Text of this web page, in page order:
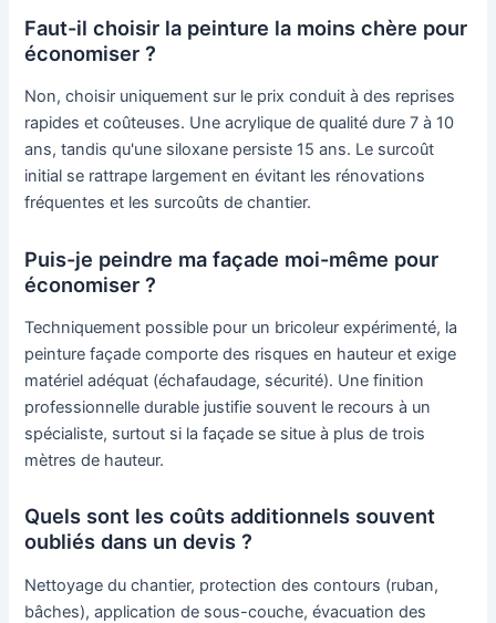
Faut-il choisir la peinture la moins chère pour
économiser ?
Non, choisir uniquement sur le prix conduit à des reprises
rapides et coûteuses. Une acrylique de qualité dure 7 à 10
ans, tandis qu'une siloxane persiste 15 ans. Le surcoût
initial se rattrape largement en évitant les rénovations
fréquentes et les surcoûts de chantier.
Puis-je peindre ma façade moi-même pour
économiser ?
Techniquement possible pour un bricoleur expérimenté, la
peinture façade comporte des risques en hauteur et exige
matériel adéquat (échafaudage, sécurité). Une finition
professionnelle durable justifie souvent le recours à un
spécialiste, surtout si la façade se situe à plus de trois
mètres de hauteur.
Quels sont les coûts additionnels souvent
oubliés dans un devis ?
Nettoyage du chantier, protection des contours (ruban,
bâches), application de sous-couche, évacuation des